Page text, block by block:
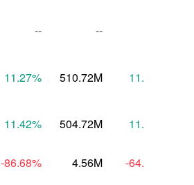
-- --
11.27% 510.72M 11.18
11.42% 504.72M 11.32
-86.68% 4.56M -64.88